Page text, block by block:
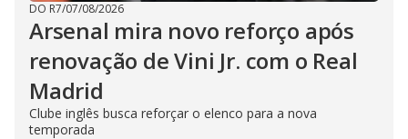
DO R7/07/08/2026
Arsenal mira novo reforço após
renovação de Vini Jr. com o Real
Madrid
Clube inglês busca reforçar o elenco para a nova
temporada